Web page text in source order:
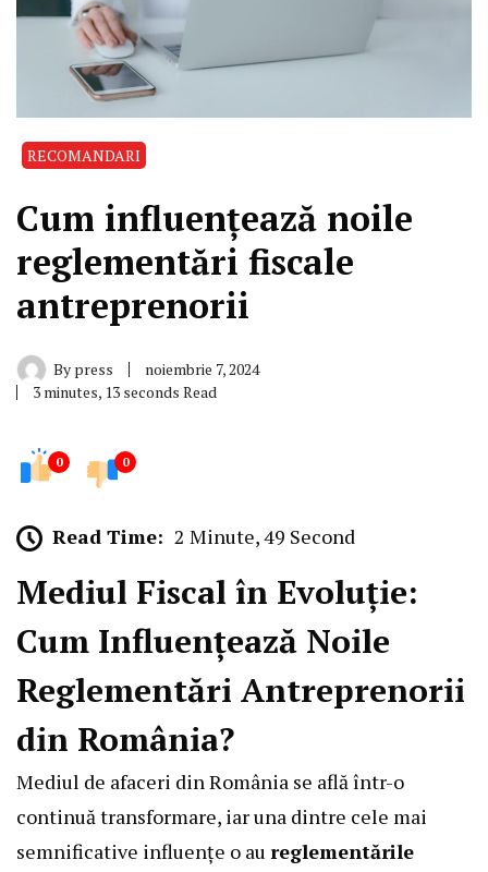
RECOMANDARI
Cum influențează noile
reglementări fiscale
antreprenorii
By press
noiembrie 7, 2024
3 minutes, 13 seconds Read
0 0
Read Time: 2 Minute, 49 Second
Mediul Fiscal în Evoluție:
Cum Influențează Noile
Reglementări Antreprenorii
din România?
Mediul de afaceri din România se află într-o
continuă transformare, iar una dintre cele mai
semnificative influențe o au reglementările